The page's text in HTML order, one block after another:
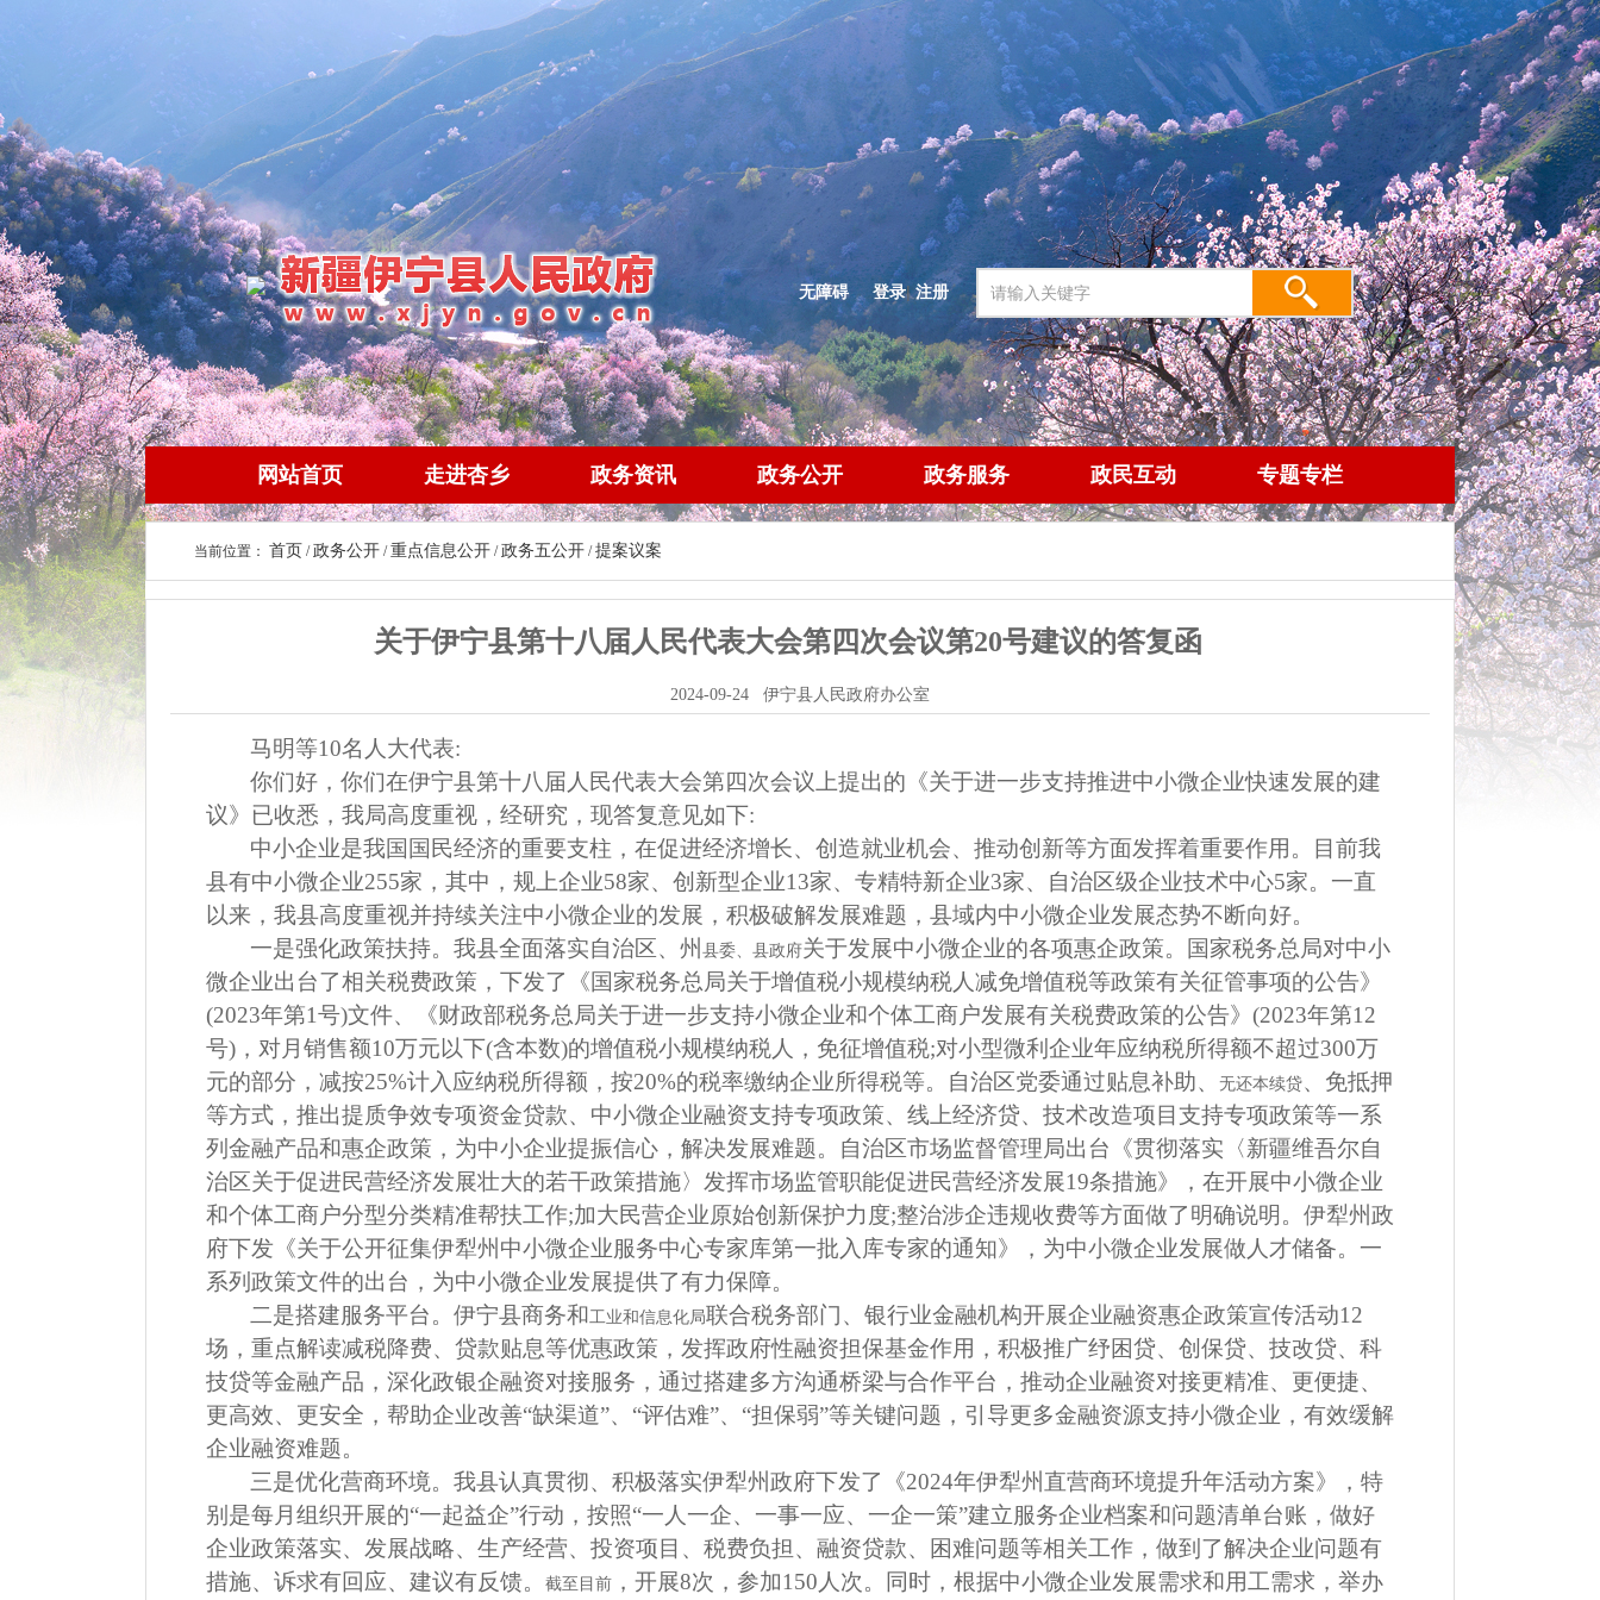
登录|注册
无障碍
网站首页 走进杏乡 政务资讯 政务公开 政务服务 政民互动 专题专栏
当前位置： 首页 /政务公开 /重点信息公开 /政务五公开 /提案议案
关于伊宁县第十八届人民代表大会第四次会议第20号建议的答复函
2024-09-24 伊宁县人民政府办公室
马明等10名人大代表:
你们好，你们在伊宁县第十八届人民代表大会第四次会议上提出的《关于进一步支持推进中小微企业快速发展的建
议》已收悉，我局高度重视，经研究，现答复意见如下:
中小企业是我国国民经济的重要支柱，在促进经济增长、创造就业机会、推动创新等方面发挥着重要作用。目前我
县有中小微企业255家，其中，规上企业58家、创新型企业13家、专精特新企业3家、自治区级企业技术中心5家。一直
以来，我县高度重视并持续关注中小微企业的发展，积极破解发展难题，县域内中小微企业发展态势不断向好。
一是强化政策扶持。我县全面落实自治区、州县委、县政府关于发展中小微企业的各项惠企政策。国家税务总局对中小
微企业出台了相关税费政策，下发了《国家税务总局关于增值税小规模纳税人减免增值税等政策有关征管事项的公告》
(2023年第1号)文件、《财政部税务总局关于进一步支持小微企业和个体工商户发展有关税费政策的公告》 (2023年第12
号) ，对月销售额10万元以下(含本数)的增值税小规模纳税人，免征增值税;对小型微利企业年应纳税所得额不超过300万
元的部分，减按25%计入应纳税所得额，按20%的税率缴纳企业所得税等。自治区党委通过贴息补助、 无还本续贷、免抵押
等方式，推出提质争效专项资金贷款、中小微企业融资支持专项政策、线上经济贷、技术改造项目支持专项政策等一系
列金融产品和惠企政策，为中小企业提振信心，解决发展难题。自治区市场监督管理局出台《贯彻落实〈新疆维吾尔自
治区关于促进民营经济发展壮大的若干政策措施〉发挥市场监管职能促进民营经济发展19条措施》，在开展中小微企业
和个体工商户分型分类精准帮扶工作;加大民营企业原始创新保护力度;整治涉企违规收费等方面做了明确说明。伊犁州政
府下发《关于公开征集伊犁州中小微企业服务中心专家库第一批入库专家的通知》，为中小微企业发展做人才储备。一
系列政策文件的出台，为中小微企业发展提供了有力保障。
二是搭建服务平台。伊宁县商务和工业和信息化局联合税务部门、银行业金融机构开展企业融资惠企政策宣传活动12
场，重点解读减税降费、贷款贴息等优惠政策，发挥政府性融资担保基金作用，积极推广纾困贷、创保贷、技改贷、科
技贷等金融产品，深化政银企融资对接服务，通过搭建多方沟通桥梁与合作平台，推动企业融资对接更精准、更便捷、
更高效、更安全，帮助企业改善“缺渠道”、 “评估难”、 “担保弱”等关键问题，引导更多金融资源支持小微企业，有效缓解
企业融资难题。
三是优化营商环境。我县认真贯彻、积极落实伊犁州政府下发了《2024年伊犁州直营商环境提升年活动方案》，特
别是每月组织开展的“一起益企”行动，按照“一人一企、一事一应、一企一策”建立服务企业档案和问题清单台账，做好
企业政策落实、发展战略、生产经营、投资项目、税费负担、融资贷款、困难问题等相关工作，做到了解决企业问题有
措施、诉求有回应、建议有反馈。
截至目前 ，开展8次，参加150 人次。同时，根据中小微企业发展需求和用工需求，举办